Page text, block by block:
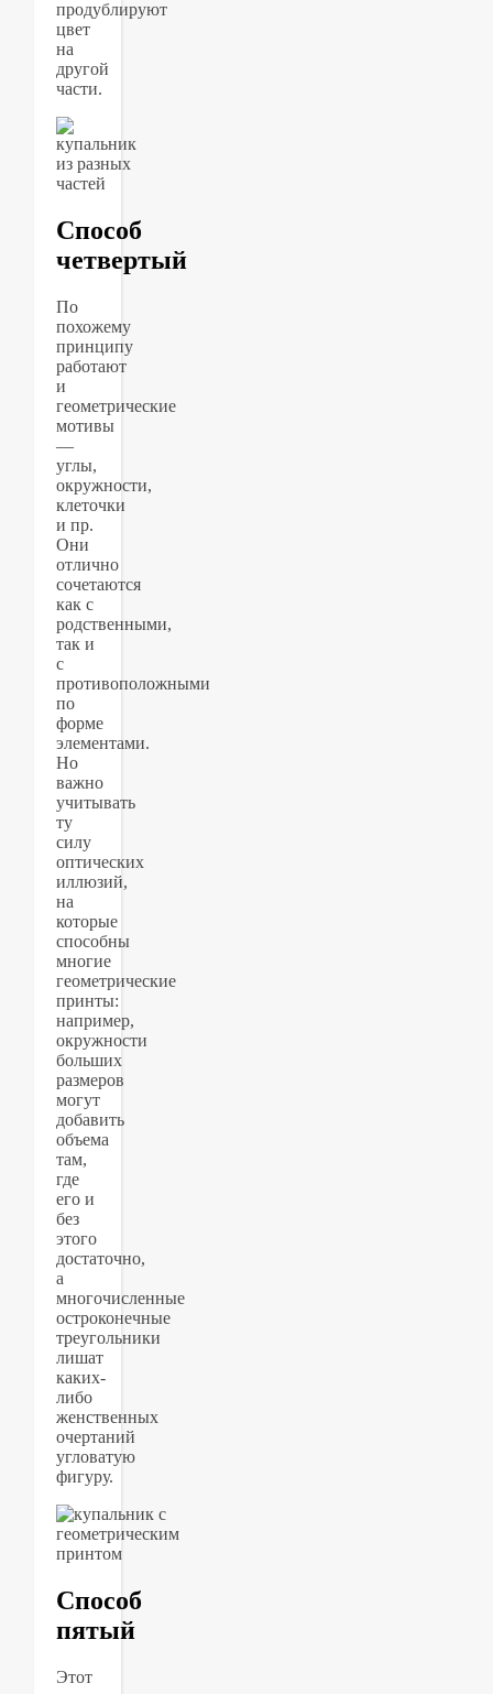
продублируют
цвет
на
другой
части.
Способ
четвертый
По
похожему
принципу
работают
и
геометрические
мотивы
—
углы,
окружности,
клеточки
и пр.
Они
отлично
сочетаются
как с
родственными,
так и
с
противоположными
по
форме
элементами.
Но
важно
учитывать
ту
силу
оптических
иллюзий,
на
которые
способны
многие
геометрические
принты:
например,
окружности
больших
размеров
могут
добавить
объема
там,
где
его и
без
этого
достаточно,
а
многочисленные
остроконечные
треугольники
лишат
каких-
либо
женственных
очертаний
угловатую
фигуру.
Способ
пятый
Этот